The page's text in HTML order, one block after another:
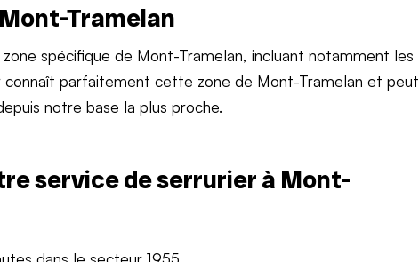
Tramelan
spécifique de Mont-Tramelan, incluant notamment les
parfaitement cette zone de Mont-Tramelan et peut
notre base la plus proche.
service de serrurier à Mont-
dans le secteur 1955